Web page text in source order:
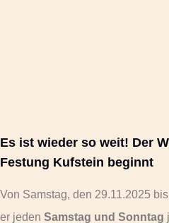
Es ist wieder so weit! Der
Festung Kufstein beginnt
Von Samstag, den 29.11.2025
er jeden Samstag und Sonntag